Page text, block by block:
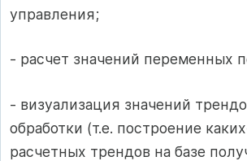
управления;
- расчет значений переменных
- визуализация значений
обработки (т.е. построение
расчетных трендов на базе